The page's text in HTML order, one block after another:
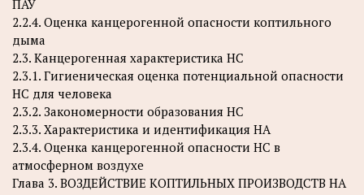
ПАУ
2.2.4. Оценка канцерогенной опасности коптильного
дыма
2.3. Канцерогенная характеристика НС
2.3.1. Гигиеническая оценка потенциальной опасности
НС для человека
2.3.2. Закономерности образования НС
2.3.3. Характеристика и идентификация НА
2.3.4. Оценка канцерогенной опасности НС в
атмосферном воздухе
Глава 3. ВОЗДЕЙСТВИЕ КОПТИЛЬНЫХ ПРОИЗВОДСТВ НА